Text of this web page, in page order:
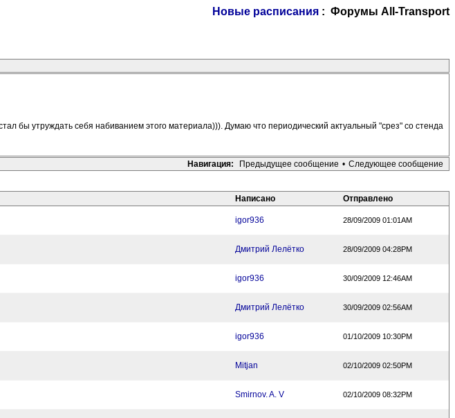
Новые расписания : Форумы All-Transport
бы утруждать себя набиванием этого материала))). Думаю что периодический актуальный "срез" со стенда
Навигация: Предыдущее сообщение • Следующее сообщение
Написано Отправлено
igor936 28/09/2009 01:01AM
Дмитрий Лелётко 28/09/2009 04:28PM
igor936 30/09/2009 12:46AM
Дмитрий Лелётко 30/09/2009 02:56AM
igor936 01/10/2009 10:30PM
Mitjan 02/10/2009 02:50PM
Smirnov. A. V 02/10/2009 08:32PM